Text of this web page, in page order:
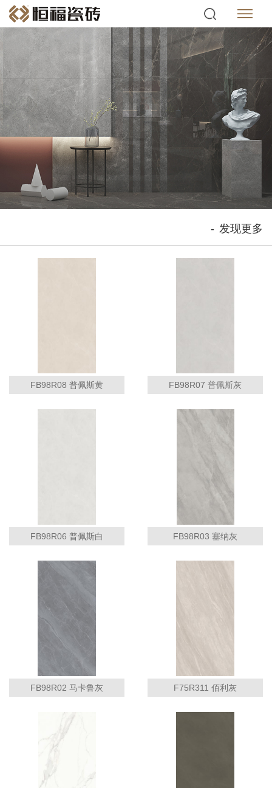
- 发现更多
FB98R08 普佩斯黄 FB98R07 普佩斯灰
FB98R06 普佩斯白 FB98R03 塞纳灰
FB98R02 马卡鲁灰 F75R311 佰利灰